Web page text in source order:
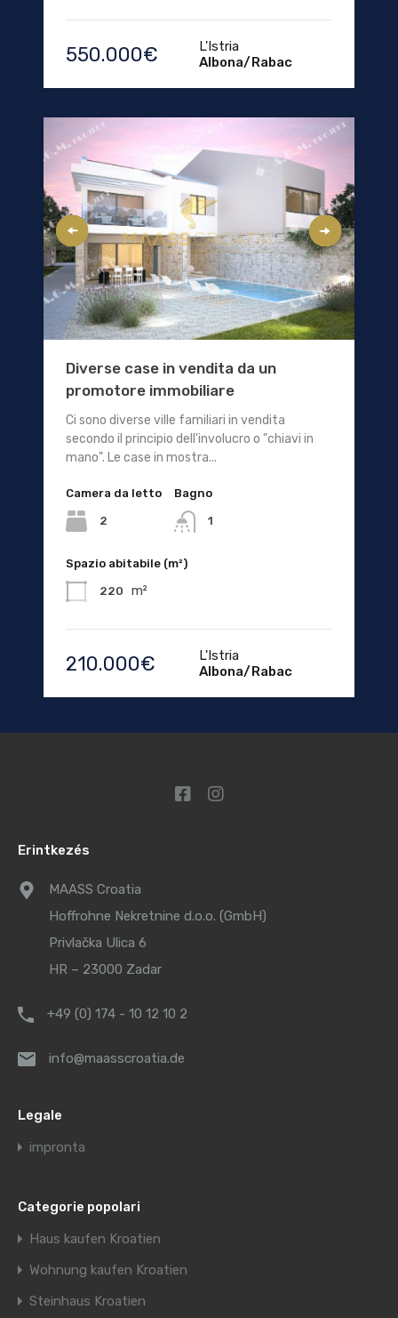
550.000€
L'Istria
Albona/Rabac
Diverse case in vendita da un
promotore immobiliare
Ci sono diverse ville familiari in vendita
secondo il principio dell'involucro o "chiavi in
mano". Le case in mostra...
Camera da letto
2
Bagno
1
Spazio abitabile (m²)
220 m²
210.000€
L'Istria
Albona/Rabac
Erintkezés
MAASS Croatia
Hoffrohne Nekretnine d.o.o. (GmbH)
Privlačka Ulica 6
HR – 23000 Zadar
+49 (0) 174 - 10 12 10 2
info@maasscroatia.de
Legale
impronta
Categorie popolari
Haus kaufen Kroatien
Wohnung kaufen Kroatien
Steinhaus Kroatien